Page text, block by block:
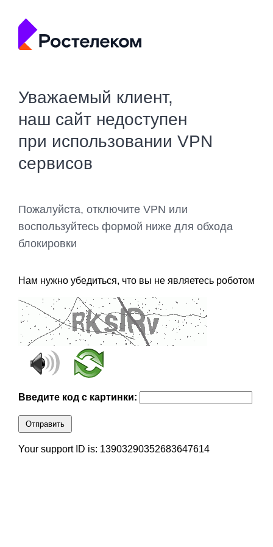
Уважаемый клиент,
наш сайт недоступен
при использовании VPN
сервисов
Пожалуйста, отключите VPN или
воспользуйтесь формой ниже для обхода
блокировки
Нам нужно убедиться, что вы не являетесь роботом
Введите код с картинки:
Отправить
Your support ID is: 13903290352683647614